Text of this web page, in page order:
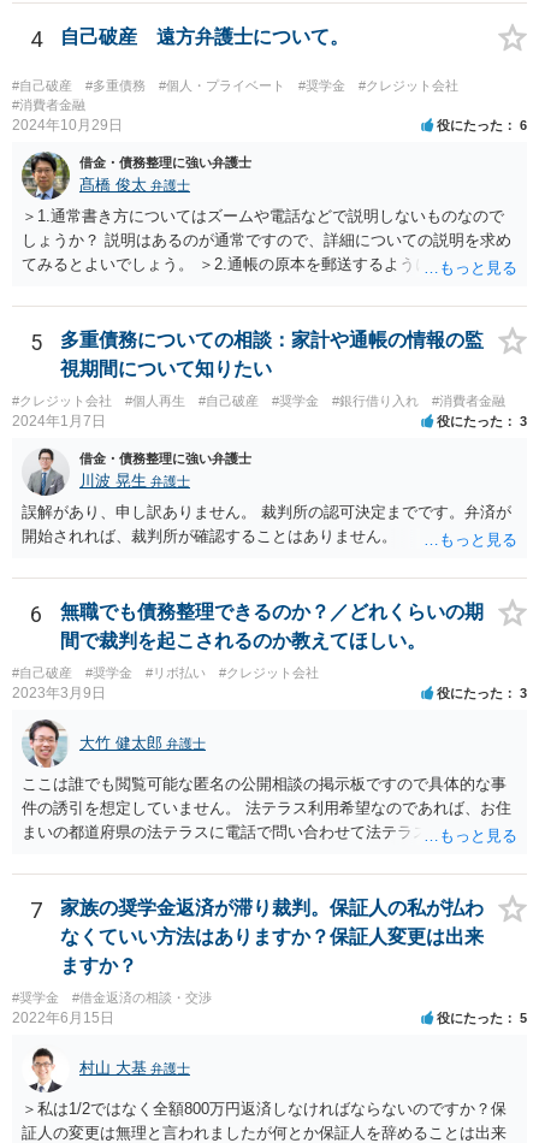
4 自己破産 遠方弁護士について。
#自己破産 #多重債務 #個人・プライベート #奨学金
#クレジット会社
#消費者金融
2024年10月29日 役にたった 6
借金・債務整理に強い弁護士
髙橋 俊太 弁護士
＞1.通常書き方についてはズームや電話などで説明しないものなので
しょうか？ 説明はあるのが通常ですので、詳細についての説明を求め
てみるとよいでしょう。 ＞2.通帳の原本を郵送するように言われてい
うで手間はかかりますが）その部分のPDFあるいはコピーを提出すれ
ばよいでしょう。 ＞3.土地あり。親父名義のまま。遺産分割未完了 と
りあえずは、法務局で全部事項証明書を取得して、PDFあるいはコピ
ーを提出すればよいでしょう。
5
多重債務についての相談：家計や通帳の情報の監
視期間について知りたい
#クレジット会社 #個人再生 #自己破産 #奨学金 #銀行借り入れ #消費者金融
2024年1月7日 役にたった 3
借金・債務整理に強い弁護士
川波 晃生 弁護士
誤解があり、申し訳ありません。 裁判所の認可決定までです。弁済が
開始されれば、裁判所が確認することはありません。
6
無職でも債務整理できるのか？／どれくらいの期
間で裁判を起こされるのか教えてほしい。
#自己破産 #奨学金 #リボ払い #クレジット会社
2023年3月9日 役にたった 3
大竹 健太郎 弁護士
ここは誰でも閲覧可能な匿名の公開相談の掲示板ですので具体的な事
件の誘引を想定していません。 法テラス利用希望なのであれば、お住
まいの都道府県の法テラスに電話で問い合わせて法テラス直轄の法律
法テラスと契約している弁護士しか担当しません。
7
家族の奨学金返済が滞り裁判。保証人の私が払わ
なくていい方法はありますか？保証人変更は出来
ますか？
#奨学金 #借金返済の相談・交渉
2022年6月15日 役にたった 5
村山 大基 弁護士
＞私は1/2ではなく全額800万円返済しなければならないのですか？保
証人の変更は無理と言われましたが何とか保証人を辞めることは出来